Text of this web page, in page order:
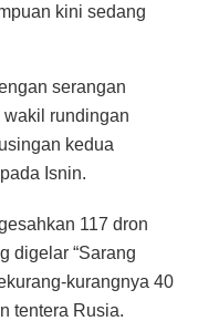
kini sedang
serangan
rundingan
kedua
Isnin.
117 dron
digelar “Sarang
kurangnya 40
tentera Rusia.